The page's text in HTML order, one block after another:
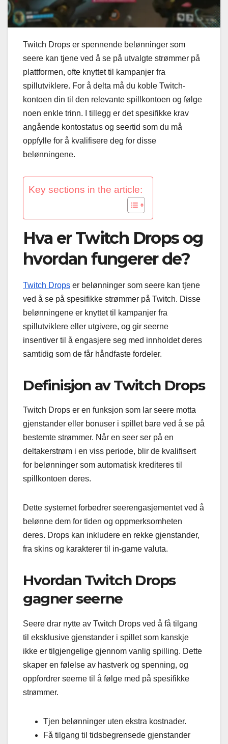
Twitch Drops er spennende belønninger som
seere kan tjene ved å se på utvalgte strømmer på
plattformen, ofte knyttet til kampanjer fra
spillutviklere. For å delta må du koble Twitch-
kontoen din til den relevante spillkontoen og følge
noen enkle trinn. I tillegg er det spesifikke krav
angående kontostatus og seertid som du må
oppfylle for å kvalifisere deg for disse
belønningene.
Key sections in the article:
Hva er Twitch Drops og
hvordan fungerer de?
Twitch Drops er belønninger som seere kan tjene
ved å se på spesifikke strømmer på Twitch. Disse
belønningene er knyttet til kampanjer fra
spillutviklere eller utgivere, og gir seerne
insentiver til å engasjere seg med innholdet deres
samtidig som de får håndfaste fordeler.
Definisjon av Twitch Drops
Twitch Drops er en funksjon som lar seere motta
gjenstander eller bonuser i spillet bare ved å se på
bestemte strømmer. Når en seer ser på en
deltakerstrøm i en viss periode, blir de kvalifisert
for belønninger som automatisk krediteres til
spillkontoen deres.
Dette systemet forbedrer seerengasjementet ved å
belønne dem for tiden og oppmerksomheten
deres. Drops kan inkludere en rekke gjenstander,
fra skins og karakterer til in-game valuta.
Hvordan Twitch Drops
gagner seerne
Seere drar nytte av Twitch Drops ved å få tilgang
til eksklusive gjenstander i spillet som kanskje
ikke er tilgjengelige gjennom vanlig spilling. Dette
skaper en følelse av hastverk og spenning, og
oppfordrer seerne til å følge med på spesifikke
strømmer.
Tjen belønninger uten ekstra kostnader.
Få tilgang til tidsbegrensede gjenstander